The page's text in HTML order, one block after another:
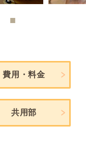
費用・料金
共用部